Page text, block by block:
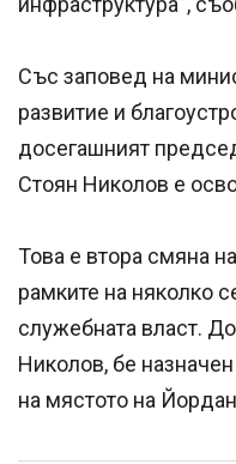
Със заповед на
развитие и
досегашният
Стоян Николов е
Това е втора смяна
рамките на няколко
служебната власт.
Николов, бе
на мястото на